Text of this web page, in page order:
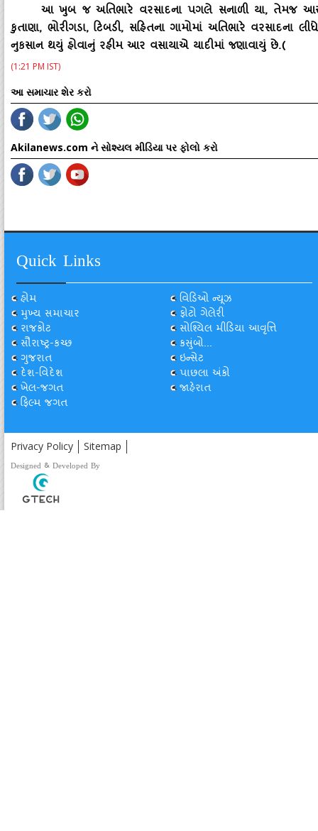
આ ખુબ જ અતિભારે વરસાદના પગલે સનાળી યા, તેમજ
કુતાણા, ભોરીગડા, ટિબડી, સહિતના ગામોમાં અતિભારે વરસાદના
નુકસાન થયું હોવાનું રહીમ આર વસાયાએ યાદીમાં જણાવાયું છે.(
(1:21 PM IST)
આ સમાચાર શેર કરો
Akilanews.com ને સોશ્યલ મીડિયા પર ફોલો કરો
Quick Links
હોમ
મુખ્ય સમાચાર
રાજકોટ
સૌરાષ્ટ્ર-કચ્છ
ગુજરાત
દેશ-વિદેશ
ખેલ-જગત
ફિલ્મ જગત
વિડિઓ ન્યૂઝ
ફોટો ગેલેરી
સોશ્યિલ મીડિયા આવૃત્તિ
કસુંબો...
ઇન્સેટ
પાછલા અંકો
જાહેરાત
Privacy Policy Sitemap
Designed & Developed By